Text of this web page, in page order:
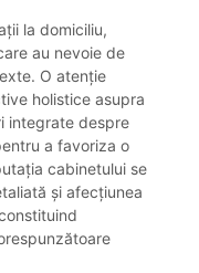
la domiciliu,
au nevoie de
O atenție
holistice asupra
integrate despre
a favoriza o
cabinetului se
și afecțiunea